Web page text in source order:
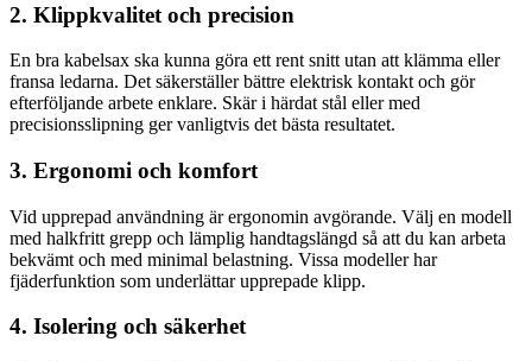
2. Klippkvalitet och precision
En bra kabelsax ska kunna göra ett rent snitt utan att klämma eller
fransa ledarna. Det säkerställer bättre elektrisk kontakt och gör
efterföljande arbete enklare. Skär i härdat stål eller med
precisionsslipning ger vanligtvis det bästa resultatet.
3. Ergonomi och komfort
Vid upprepad användning är ergonomin avgörande. Välj en modell
med halkfritt grepp och lämplig handtagslängd så att du kan arbeta
bekvämt och med minimal belastning. Vissa modeller har
fjäderfunktion som underlättar upprepade klipp.
4. Isolering och säkerhet